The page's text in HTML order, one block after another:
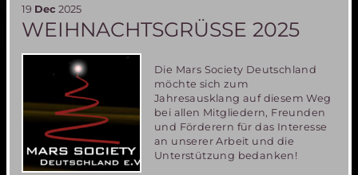
19 Dec 2025
WEIHNACHTSGRÜSSE 2025
Die Mars Society Deutschland
möchte sich zum
Jahresausklang auf diesem Weg
bei allen Mitgliedern, Freunden
und Förderern für das Interesse
an unserer Arbeit und die
Unterstützung bedanken!